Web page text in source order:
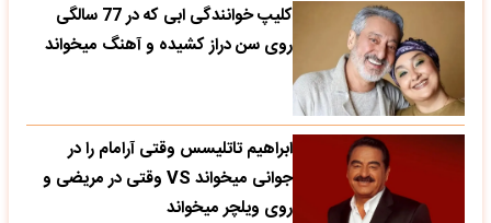
کلیپ خوانندگی ابی که در 77 سالگی
روی سن دراز کشیده و آهنگ میخواند
ابراهیم تاتلیسس وقتی آرامام را در
جوانی میخواند VS وقتی در مریضی و
روی ویلچر میخواند